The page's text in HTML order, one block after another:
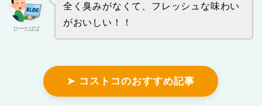
ひーたぱぱ
全く臭みがなくて、フレッシュな味わい
がおいしい！！
➤ コストコのおすすめ記事